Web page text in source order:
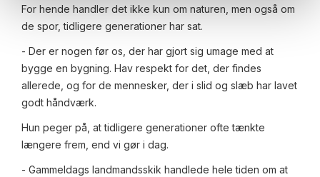
For hende handler det ikke kun om naturen, men også om
de spor, tidligere generationer har sat.
- Der er nogen før os, der har gjort sig umage med at
bygge en bygning. Hav respekt for det, der findes
allerede, og for de mennesker, der i slid og slæb har lavet
godt håndværk.
Hun peger på, at tidligere generationer ofte tænkte
længere frem, end vi gør i dag.
- Gammeldags landmandsskik handlede hele tiden om at